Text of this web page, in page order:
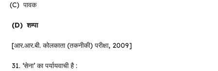
(C) पावक
(D)शम्पा
[आर.आर.बी. कोलकाता (तकनीकी) परीक्षा, 2009]
31. ‘सेना’ का पर्यायवाची है :